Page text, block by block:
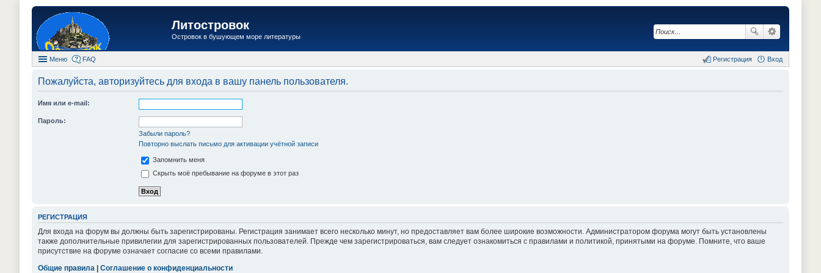
Литостровок
Островок в бушующем море литературы
Меню FAQ Вход
Регистрация
Пожалуйста, авторизуйтесь для входа в вашу панель пользователя.
Имя или e-mail:
Пароль:
Забыли пароль?
Повторно выслать письмо для активации учётной записи
Запомнить меня
Скрыть моё пребывание на форуме в этот раз
РЕГИСТРАЦИЯ
Для входа на форум вы должны быть зарегистрированы. Регистрация занимает всего несколько минут, но предоставляет вам более широкие возможности. Администратором форума могут быть установлены
также дополнительные привилегии для зарегистрированных пользователей. Прежде чем зарегистрироваться, вам следует ознакомиться с правилами и политикой, принятыми на форуме. Помните, что ваше
присутствие на форуме означает согласие со всеми правилами.
Общие правила | Соглашение о конфиденциальности